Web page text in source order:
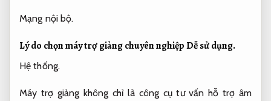
Mạng nội bộ.
Lý do chọn máy trợ giảng chuyên nghiệpDễ sử dụng.
Hệ thống.
Máy trợ giảng không chỉ là công cụ tư vấn hỗ trợ âm